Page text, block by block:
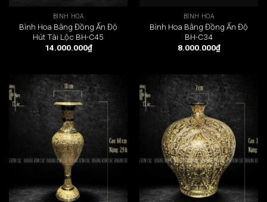
BÌNH HOA
Bình Hoa Bằng Đồng Ấn Độ
Hút Tài Lộc BH-C45
14.000.000₫
BÌNH HOA
Bình Hoa Bằng Đồng Ấn Độ
BH-C34
8.000.000₫